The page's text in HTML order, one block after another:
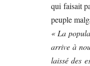
qui faisait
peuple
« La
arrive à
laissé des